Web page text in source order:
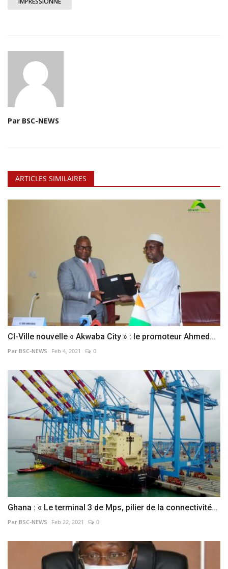
Par BSC-NEWS
ARTICLES SIMILAIRES
CI-Ville nouvelle « Akwaba City » : le promoteur Ahmed...
Par BSC-NEWS Feb 4, 2021 0
Ghana : « Le terminal 3 de Mps, pilier de la connectivité...
Par BSC-NEWS Feb 22, 2021 0